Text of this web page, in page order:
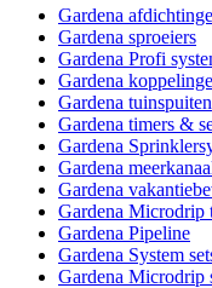
Gardena
Gardena sproeiers
Gardena Profi
Gardena
Gardena tuinspuiten
Gardena timers &
Gardena
Gardena
Gardena
Gardena Microdrip
Gardena Pipeline
Gardena System
Gardena Microdrip